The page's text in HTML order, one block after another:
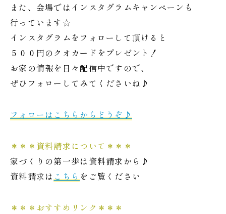
また、会場ではインスタグラムキャンペーンも
行っています☆
インスタグラムをフォローして頂けると
５００円のクオカードをプレゼント！
お家の情報を日々配信中ですので、
ぜひフォローしてみてくださいね♪
フォローはこちらからどうぞ♪
＊＊＊資料請求について＊＊＊
家づくりの第一歩は資料請求から♪
資料請求は こちら をご覧ください
＊＊＊おすすめリンク＊＊＊